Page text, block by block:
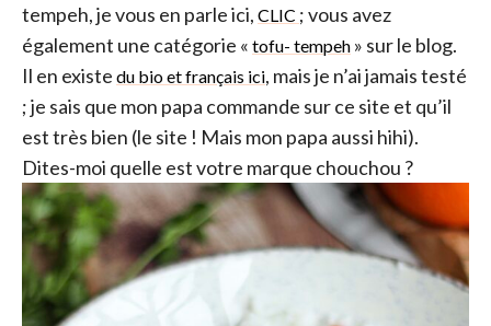
tempeh, je vous en parle ici, CLIC ; vous avez
également une catégorie « tofu- tempeh » sur le blog.
Il en existe du bio et français ici, mais je n’ai jamais testé
; je sais que mon papa commande sur ce site et qu’il
est très bien (le site ! Mais mon papa aussi hihi).
Dites-moi quelle est votre marque chouchou ?